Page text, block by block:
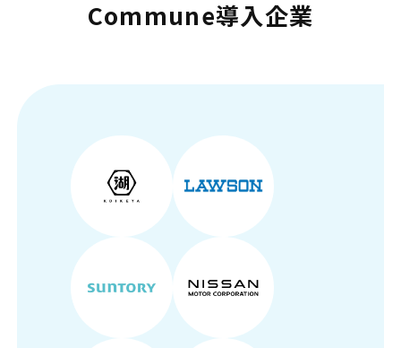
Commune導入企業